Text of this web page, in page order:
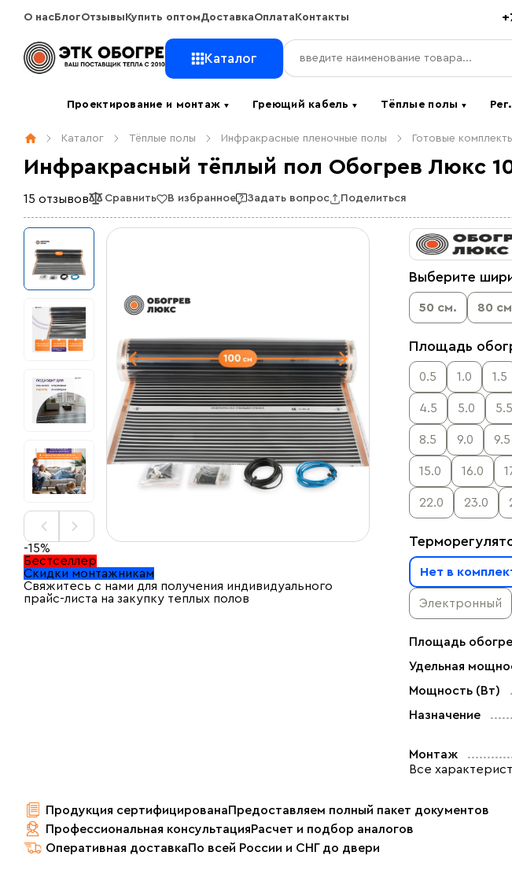
О нас БлогОтзывы Купить оптомДоставкаОплата Контакты
Каталог
Проектирование и монтаж ▼ Греющий кабель▼ Тёплые полы ▼
Каталог Тёплые полы Инфракрасные пленочные полы Готовые
Инфракрасный тёплый пол Обогрев Люкс
15 отзывов Сравнить В избранное Задать вопрос Поделиться
-15%
Бестселлер
Скидки монтажникам
Свяжитесь с нами для получения индивидуального
прайс-листа на закупку теплых полов
Выберите
50 см. 80
Площадь
0.5 1.0 1.5
4.5 5.0 5.5
8.5 9.0 9.5
15.0 16.0
22.0 23.0
Нет в
Электронный
Площадь
Удельная
Мощность (Вт)
Назначение
Монтаж
Все
Продукция сертифицированаПредоставляем полный пакет документов
Профессиональная консультацияРасчет и подбор аналогов
Оперативная доставкаПо всей России и СНГ до двери